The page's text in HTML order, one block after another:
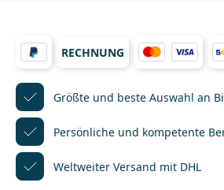
Zusammenhang. Ergänzt werden
stilvolle Fotos und Grafiken, die das
echten Hingucker machen. Ein
eindrückliche Sprachbilder Luthers,
wegzudenken sind aus unseren
Alltagswortschatz.Die
Jahrgang 1955, ist
Moderatorin, u.a. für die
Nachrichten im ZDF. Gemeinsam
Christian Nürnberger
zahlreiche Bücher.Christian
RECHNUNG
Größte und beste Auswahl an
Persönliche und kompetente
Weltweiter Versand mit DHL